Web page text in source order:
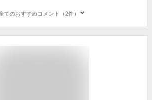
てのおすすめコメント（2件）